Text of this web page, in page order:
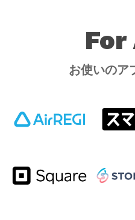
For
お使いのア